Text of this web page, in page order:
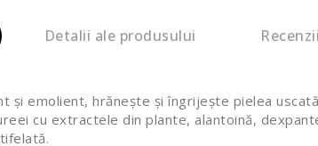
Detalii ale produsului Recenzii
și emolient, hrănește și îngrijește pielea
cu extractele din plante, alantoină,